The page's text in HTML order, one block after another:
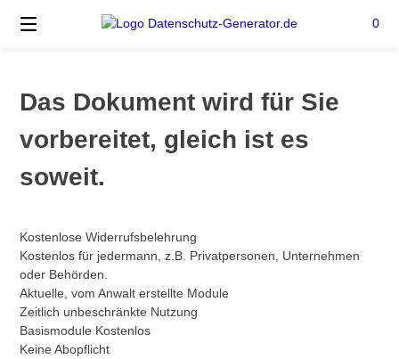
0
Das Dokument wird für Sie
vorbereitet, gleich ist es
soweit.
Kostenlose Widerrufsbelehrung
Kostenlos für jedermann, z.B. Privatpersonen, Unternehmen
oder Behörden.
Aktuelle, vom Anwalt erstellte Module
Zeitlich unbeschränkte Nutzung
Basismodule Kostenlos
Keine Abopflicht